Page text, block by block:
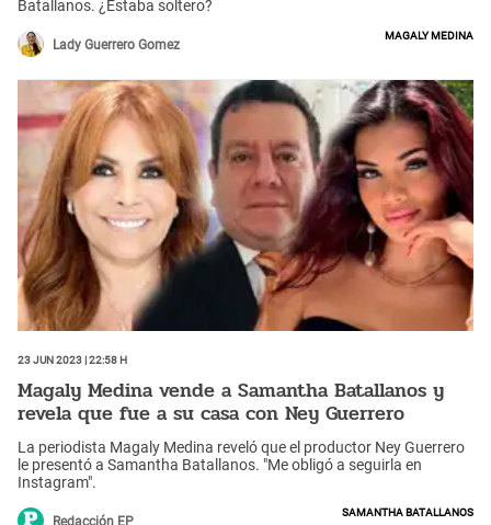
Batallanos. ¿Estaba soltero?
Lady Guerrero Gomez
Magaly Medina
23 Jun 2023 | 22:58 h
Magaly Medina vende a Samantha Batallanos y
revela que fue a su casa con Ney Guerrero
La periodista Magaly Medina reveló que el productor Ney Guerrero
le presentó a Samantha Batallanos. "Me obligó a seguirla en
Instagram".
Samantha Batallanos